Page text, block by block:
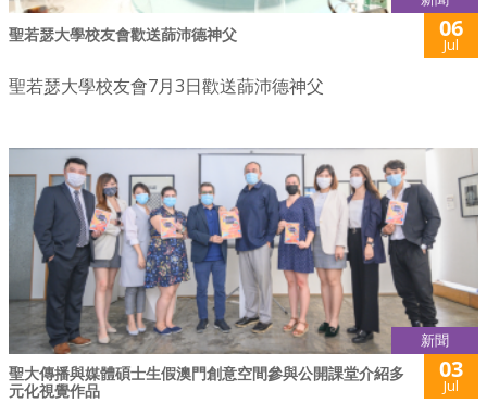
聖若瑟大學校友會歡送蒒沛德神父 06
Jul
聖若瑟大學校友會7月3日歡送蒒沛德神父
新聞
聖大傳播與媒體碩士生假澳門創意空間參與公開課堂介紹多
元化視覺作品
03
Jul